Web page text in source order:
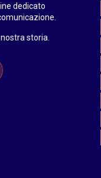
dedicato
storia